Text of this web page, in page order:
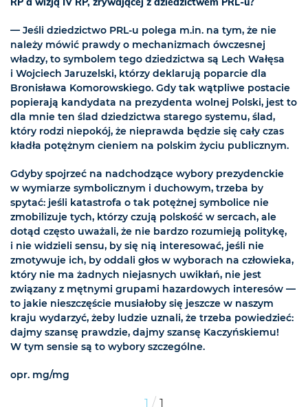
— Jeśli dziedzictwo PRL-u polega m.in. na tym, że nie
należy mówić prawdy o mechanizmach ówczesnej
władzy, to symbolem tego dziedzictwa są Lech Wałęsa
i Wojciech Jaruzelski, którzy deklarują poparcie dla
Bronisława Komorowskiego. Gdy tak wątpliwe postacie
popierają kandydata na prezydenta wolnej Polski, jest to
dla mnie ten ślad dziedzictwa starego systemu, ślad,
który rodzi niepokój, że nieprawda będzie się cały czas
kładła potężnym cieniem na polskim życiu publicznym.
Gdyby spojrzeć na nadchodzące wybory prezydenckie
w wymiarze symbolicznym i duchowym, trzeba by
spytać: jeśli katastrofa o tak potężnej symbolice nie
zmobilizuje tych, którzy czują polskość w sercach, ale
dotąd często uważali, że nie bardzo rozumieją politykę,
i nie widzieli sensu, by się nią interesować, jeśli nie
zmotywuje ich, by oddali głos w wyborach na człowieka,
który nie ma żadnych niejasnych uwikłań, nie jest
związany z mętnymi grupami hazardowych interesów —
to jakie nieszczęście musiałoby się jeszcze w naszym
kraju wydarzyć, żeby ludzie uznali, że trzeba powiedzieć:
dajmy szansę prawdzie, dajmy szansę Kaczyńskiemu!
W tym sensie są to wybory szczególne.
opr. mg/mg
1 / 1